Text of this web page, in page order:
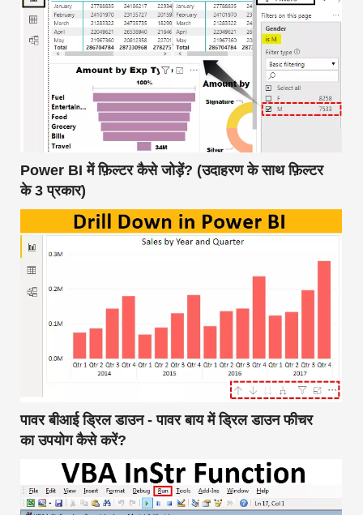
Power BI में फ़िल्टर कैसे जोड़ें? (उदाहरण के साथ फ़िल्टर
के 3 प्रकार)
पावर बीआई ड्रिल डाउन - पावर बाय में ड्रिल डाउन फीचर
का उपयोग कैसे करें?